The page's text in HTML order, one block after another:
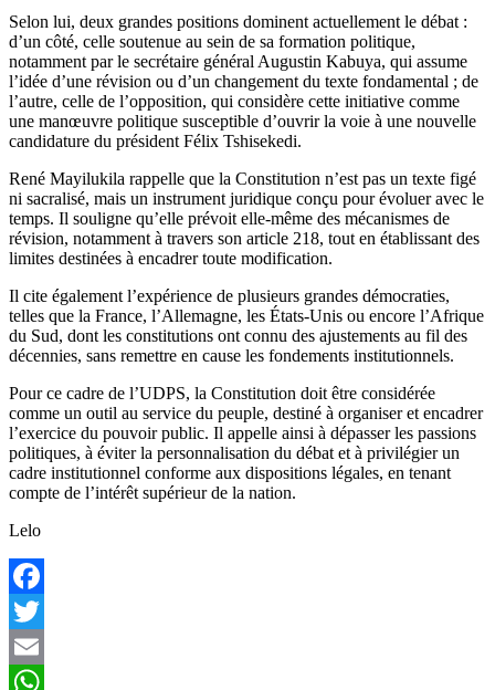
Selon lui, deux grandes positions dominent actuellement le débat :
d’un côté, celle soutenue au sein de sa formation politique,
notamment par le secrétaire général Augustin Kabuya, qui assume
l’idée d’une révision ou d’un changement du texte fondamental ; de
l’autre, celle de l’opposition, qui considère cette initiative comme
une manœuvre politique susceptible d’ouvrir la voie à une nouvelle
candidature du président Félix Tshisekedi.
René Mayilukila rappelle que la Constitution n’est pas un texte figé
ni sacralisé, mais un instrument juridique conçu pour évoluer avec le
temps. Il souligne qu’elle prévoit elle-même des mécanismes de
révision, notamment à travers son article 218, tout en établissant des
limites destinées à encadrer toute modification.
Il cite également l’expérience de plusieurs grandes démocraties,
telles que la France, l’Allemagne, les États-Unis ou encore l’Afrique
du Sud, dont les constitutions ont connu des ajustements au fil des
décennies, sans remettre en cause les fondements institutionnels.
Pour ce cadre de l’UDPS, la Constitution doit être considérée
comme un outil au service du peuple, destiné à organiser et encadrer
l’exercice du pouvoir public. Il appelle ainsi à dépasser les passions
politiques, à éviter la personnalisation du débat et à privilégier un
cadre institutionnel conforme aux dispositions légales, en tenant
compte de l’intérêt supérieur de la nation.
Lelo
Facebook
Twitter
Email